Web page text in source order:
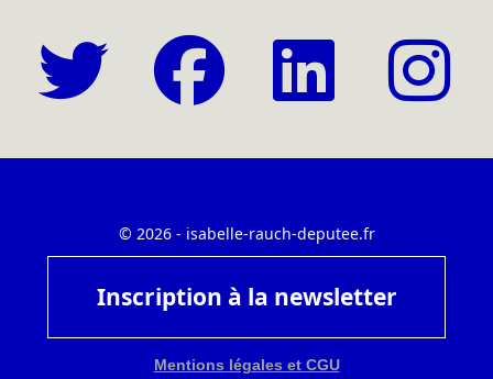
© 2026 - isabelle-rauch-deputee.fr
Inscription à la newsletter
Mentions légales et CGU